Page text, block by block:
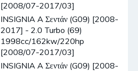
[2008/07-2017/03]
INSIGNIA A Σεντάν (G09) [2008-
2017] - 2.0 Turbo (69)
1998cc/162kw/220hp
[2008/07-2017/03]
INSIGNIA A Σεντάν (G09) [2008-